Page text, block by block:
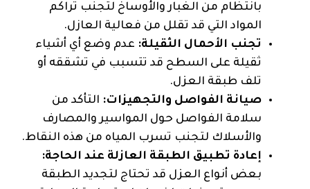
بانتظام من الغبار والأوساخ لتجنب تراكم
المواد التي قد تقلل من فعالية العازل.
تجنب الأحمال الثقيلة: عدم وضع أي أشياء
ثقيلة على السطح قد تتسبب في تشققه أو
تلف طبقة العزل.
صيانة الفواصل والتجهيزات: التأكد من
سلامة الفواصل حول المواسير والمصارف
والأسلاك لتجنب تسرب المياه من هذه النقاط.
إعادة تطبيق الطبقة العازلة عند الحاجة:
بعض أنواع العزل قد تحتاج لتجديد الطبقة